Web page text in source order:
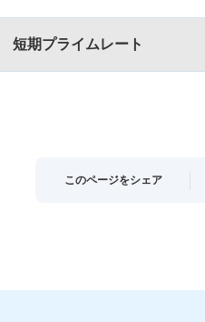
短期プライムレート
このページをシェア